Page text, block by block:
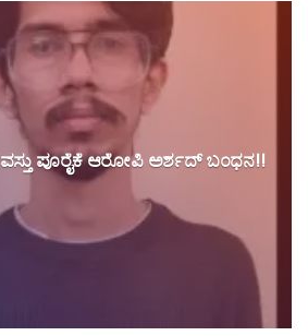
ಪೂರೈಕೆ ಆರೋಪಿ ಅರ್ಶದ್ ಬಂಧನ!!